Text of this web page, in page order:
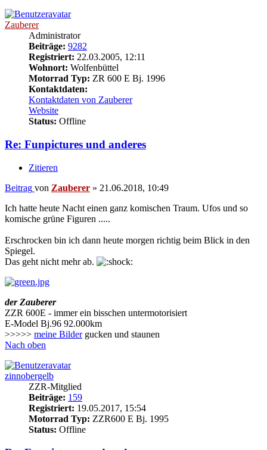
Zauberer
Administrator
Beiträge: 9282
Registriert: 22.03.2005, 12:11
Wohnort: Wolfenbüttel
Motorrad Typ: ZR 600 E Bj. 1996
Kontaktdaten:
Kontaktdaten von Zauberer
Website
Status: Offline
Re: Funpictures und anderes
Zitieren
Beitrag von Zauberer » 21.06.2018, 10:49
Ich hatte heute Nacht einen ganz komischen Traum. Ufos und so
komische grüne Figuren .....
Erschrocken bin ich dann heute morgen richtig beim Blick in den
Spiegel.
Das geht nicht mehr ab.
der Zauberer
ZZR 600E - immer ein bisschen untermotorisiert
E-Model Bj.96 92.000km
>>>>> meine Bildergucken und staunen
Nach oben
zinnobergelb
ZZR-Mitglied
Beiträge: 159
Registriert: 19.05.2017, 15:54
Motorrad Typ: ZZR600 E Bj. 1995
Status: Offline